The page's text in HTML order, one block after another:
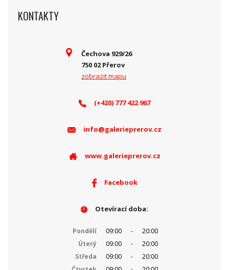
KONTAKTY
Čechova 929/26
750 02 Přerov
zobrazit mapu
(+420) 777 422 967
info@galerieprerov.cz
www.galerieprerov.cz
Facebook
Otevírací doba:
Pondělí 09:00 -
20:00
Úterý
09:00 -
20:00
Středa
09:00 -
20:00